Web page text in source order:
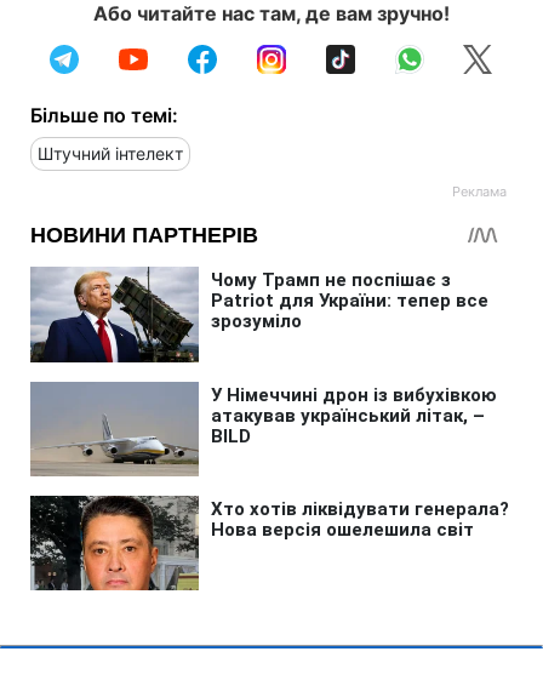
Або читайте нас там, де вам зручно!
Більше по темі:
Штучний інтелект